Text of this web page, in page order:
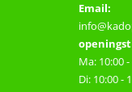
Email:
Ma: 10:00
Di: 10:00 -